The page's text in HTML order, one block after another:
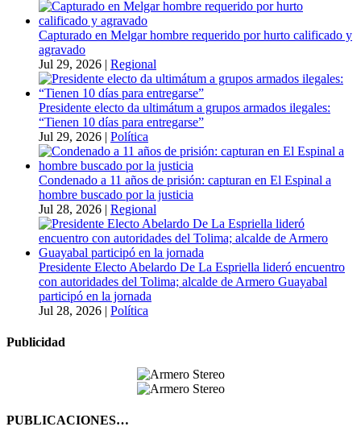
Capturado en Melgar hombre requerido por hurto calificado y
agravado
Jul 29, 2026 | Regional
Presidente electo da ultimátum a grupos armados ilegales:
“Tienen 10 días para entregarse”
Jul 29, 2026 | Política
Condenado a 11 años de prisión: capturan en El Espinal a
hombre buscado por la justicia
Jul 28, 2026 | Regional
Presidente Electo Abelardo De La Espriella lideró encuentro
con autoridades del Tolima; alcalde de Armero Guayabal
participó en la jornada
Jul 28, 2026 | Política
Publicidad
PUBLICACIONES…